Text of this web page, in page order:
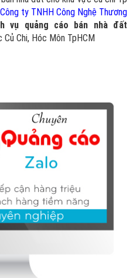
Công ty TNHH Công Nghệ Thương
vụ quảng cáo bán nhà đất
Chi, Hóc Môn TpHCM